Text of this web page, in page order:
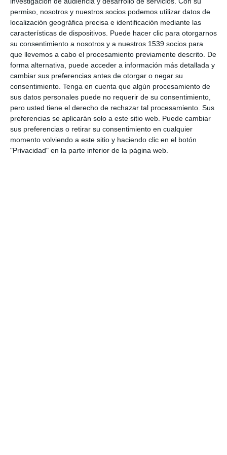
permiso, nosotros y nuestros socios podemos utilizar datos de
localización geográfica precisa e identificación mediante las
características de dispositivos. Puede hacer clic para otorgarnos
su consentimiento a nosotros y a nuestros 1539 socios para
que llevemos a cabo el procesamiento previamente descrito. De
forma alternativa, puede acceder a información más detallada y
cambiar sus preferencias antes de otorgar o negar su
consentimiento. Tenga en cuenta que algún procesamiento de
sus datos personales puede no requerir de su consentimiento,
pero usted tiene el derecho de rechazar tal procesamiento. Sus
preferencias se aplicarán solo a este sitio web. Puede cambiar
sus preferencias o retirar su consentimiento en cualquier
momento volviendo a este sitio y haciendo clic en el botón
"Privacidad" en la parte inferior de la página web.
actividades de tratamiento efectuadas por cuenta del Responsable
del Tratamiento, que contenga:
El nombre y los datos de contacto del encargado o encargados y de
cada responsable por cuenta del cual actúe el encargado y, en su
caso, del representante del responsable o del encargado y del
delegado de protección de datos.
Las categorías de tratamientos efectuados por cuenta de cada
responsable.
En su caso, las transferencias de datos personales a un tercer país
u organización internacional, incluida la identificación de dicho